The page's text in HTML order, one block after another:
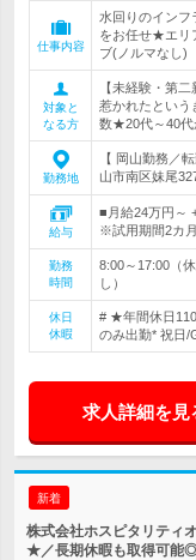
仕事内容
水回りのインフ
をお任せ★エリ
ブ(ノルマなし)
対象と
なる方
【未経験・第
惹かれたという
数★20代～40代
勤務地
【 岡山勤務／
山市南区妹尾
給与
■月給24万円～
※試用期間2カ
勤務
時間
8:00～17:00（
し）
休日
休暇
# ★年間休日
のみ出勤* 祝日/
求人詳細を見
新着
株式会社ホスピタリティ
★／長期休暇も取得可能